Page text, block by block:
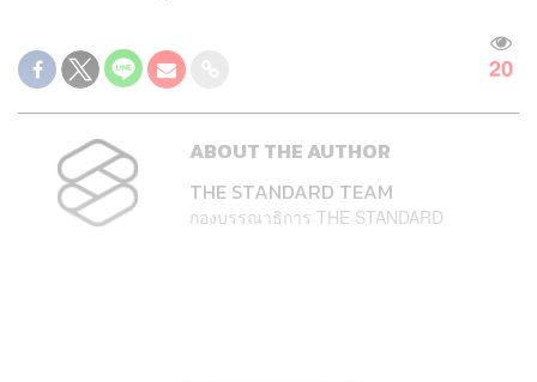
20
ABOUT THE AUTHOR
THE STANDARD TEAM
กองบรรณาธิการ THE STANDARD